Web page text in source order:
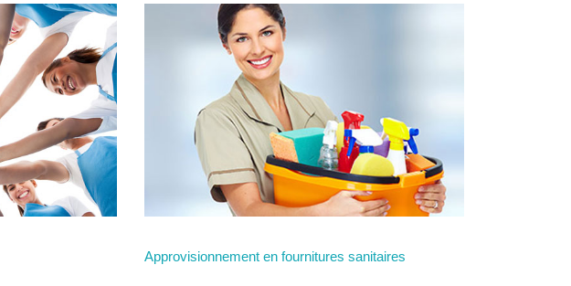
Approvisionnement en fournitures sanitaires